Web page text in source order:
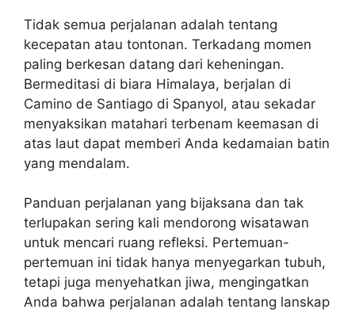
Tidak semua perjalanan adalah tentang
kecepatan atau tontonan. Terkadang momen
paling berkesan datang dari keheningan.
Bermeditasi di biara Himalaya, berjalan di
Camino de Santiago di Spanyol, atau sekadar
menyaksikan matahari terbenam keemasan di
atas laut dapat memberi Anda kedamaian batin
yang mendalam.
Panduan perjalanan yang bijaksana dan tak
terlupakan sering kali mendorong wisatawan
untuk mencari ruang refleksi. Pertemuan-
pertemuan ini tidak hanya menyegarkan tubuh,
tetapi juga menyehatkan jiwa, mengingatkan
Anda bahwa perjalanan adalah tentang lanskap